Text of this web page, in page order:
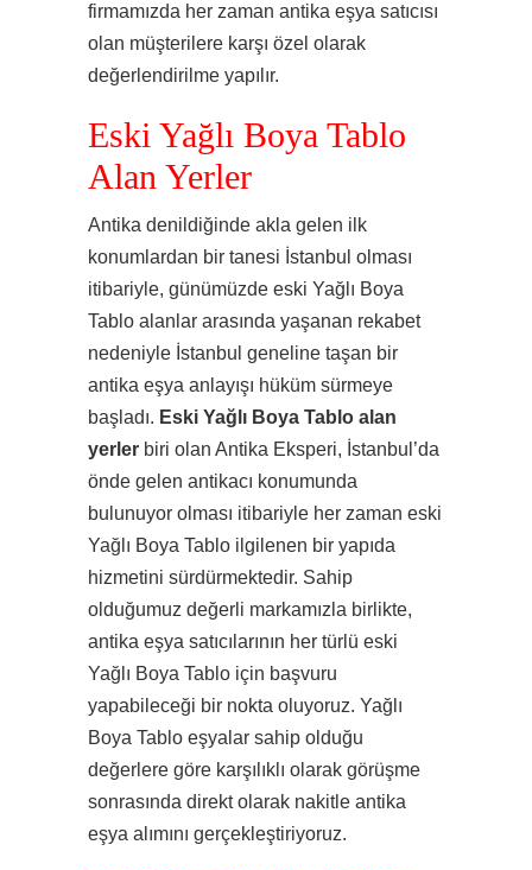
firmamızda her zaman antika eşya satıcısı
olan müşterilere karşı özel olarak
değerlendirilme yapılır.
Eski Yağlı Boya Tablo
Alan Yerler
Antika denildiğinde akla gelen ilk
konumlardan bir tanesi İstanbul olması
itibariyle, günümüzde eski Yağlı Boya
Tablo alanlar arasında yaşanan rekabet
nedeniyle İstanbul geneline taşan bir
antika eşya anlayışı hüküm sürmeye
başladı. Eski Yağlı Boya Tablo alan
yerler biri olan Antika Eksperi, İstanbul’da
önde gelen antikacı konumunda
bulunuyor olması itibariyle her zaman eski
Yağlı Boya Tablo ilgilenen bir yapıda
hizmetini sürdürmektedir. Sahip
olduğumuz değerli markamızla birlikte,
antika eşya satıcılarının her türlü eski
Yağlı Boya Tablo için başvuru
yapabileceği bir nokta oluyoruz. Yağlı
Boya Tablo eşyalar sahip olduğu
değerlere göre karşılıklı olarak görüşme
sonrasında direkt olarak nakitle antika
eşya alımını gerçekleştiriyoruz.